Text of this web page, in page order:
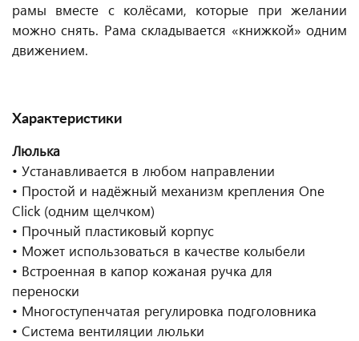
рамы вместе с колёсами, которые при желании
можно снять. Рама складывается «книжкой» одним
движением.
Характеристики
Люлька
• Устанавливается в любом направлении
• Простой и надёжный механизм крепления One
Click (одним щелчком)
• Прочный пластиковый корпус
• Может использоваться в качестве колыбели
• Встроенная в капор кожаная ручка для
переноски
• Многоступенчатая регулировка подголовника
• Система вентиляции люльки